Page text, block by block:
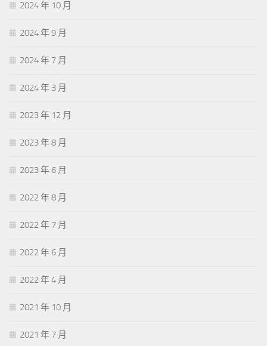
2024 年 10 月
2024 年 9 月
2024 年 7 月
2024 年 3 月
2023 年 12 月
2023 年 8 月
2023 年 6 月
2022 年 8 月
2022 年 7 月
2022 年 6 月
2022 年 4 月
2021 年 10 月
2021 年 7 月